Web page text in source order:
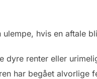
hvis en aftale
dyre renter eller
har begået alvorlige